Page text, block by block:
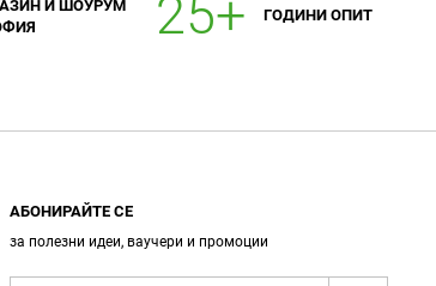
И ШОУРУМ
ГОДИНИ ОПИТ
АБОНИРАЙТЕ СЕ
за полезни идеи, ваучери и промоции